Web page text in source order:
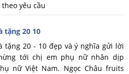
yêu cầu
tặng 20 10
tặng 20 - 10 đẹp và ý nghĩa gửi lời
tới chị em phụ nữ nhân dịp
nữ Việt Nam. Ngọc Châu fruits